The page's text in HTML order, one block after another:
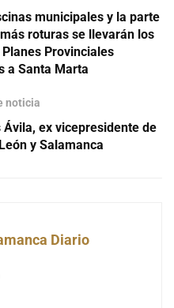
municipales y la parte
roturas se llevarán los
Provinciales
a Santa Marta
noticia
ex vicepresidente de
y Salamanca
Diario